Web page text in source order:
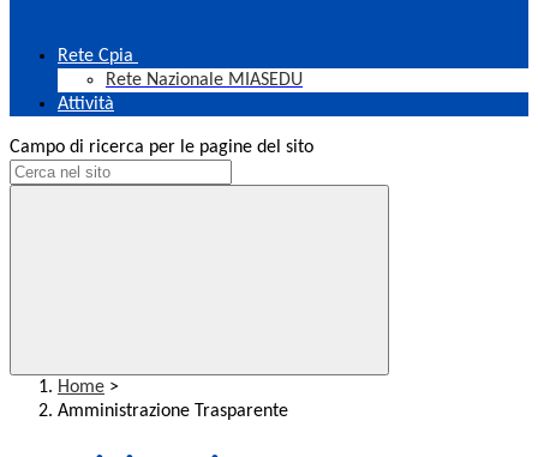
Rete Cpia
Rete Nazionale MIASEDU
Attività
Campo di ricerca per le pagine del sito
Home >
Amministrazione Trasparente